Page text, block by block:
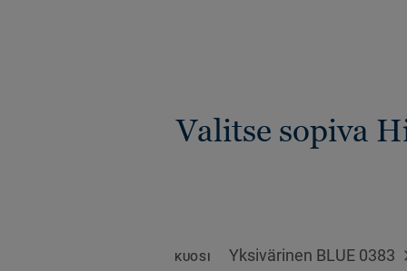
Valitse sopiva
KUOSI Yksivärinen BLUE 0383